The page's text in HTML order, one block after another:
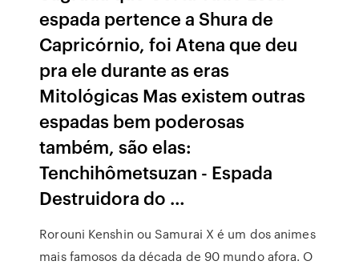
espada pertence a Shura de
Capricórnio, foi Atena que deu
pra ele durante as eras
Mitológicas Mas existem outras
espadas bem poderosas
também, são elas:
Tenchihômetsuzan - Espada
Destruidora do …
Rorouni Kenshin ou Samurai X é um dos animes
mais famosos da década de 90 mundo afora. O